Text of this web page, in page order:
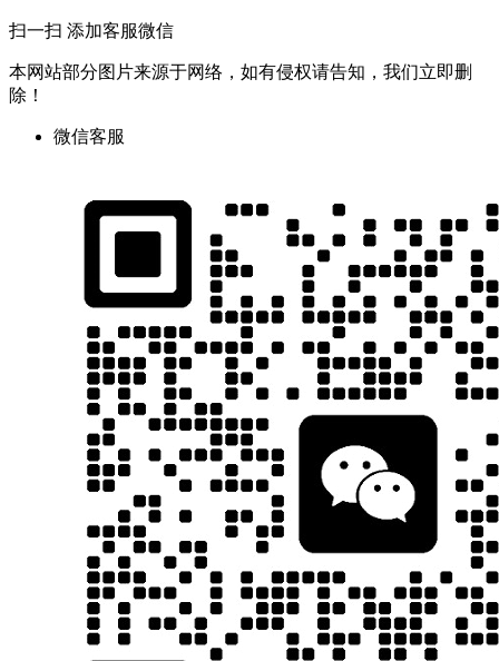
扫一扫 添加客服微信
本网站部分图片来源于网络，如有侵权请告知，我们立即删
除！
微信客服